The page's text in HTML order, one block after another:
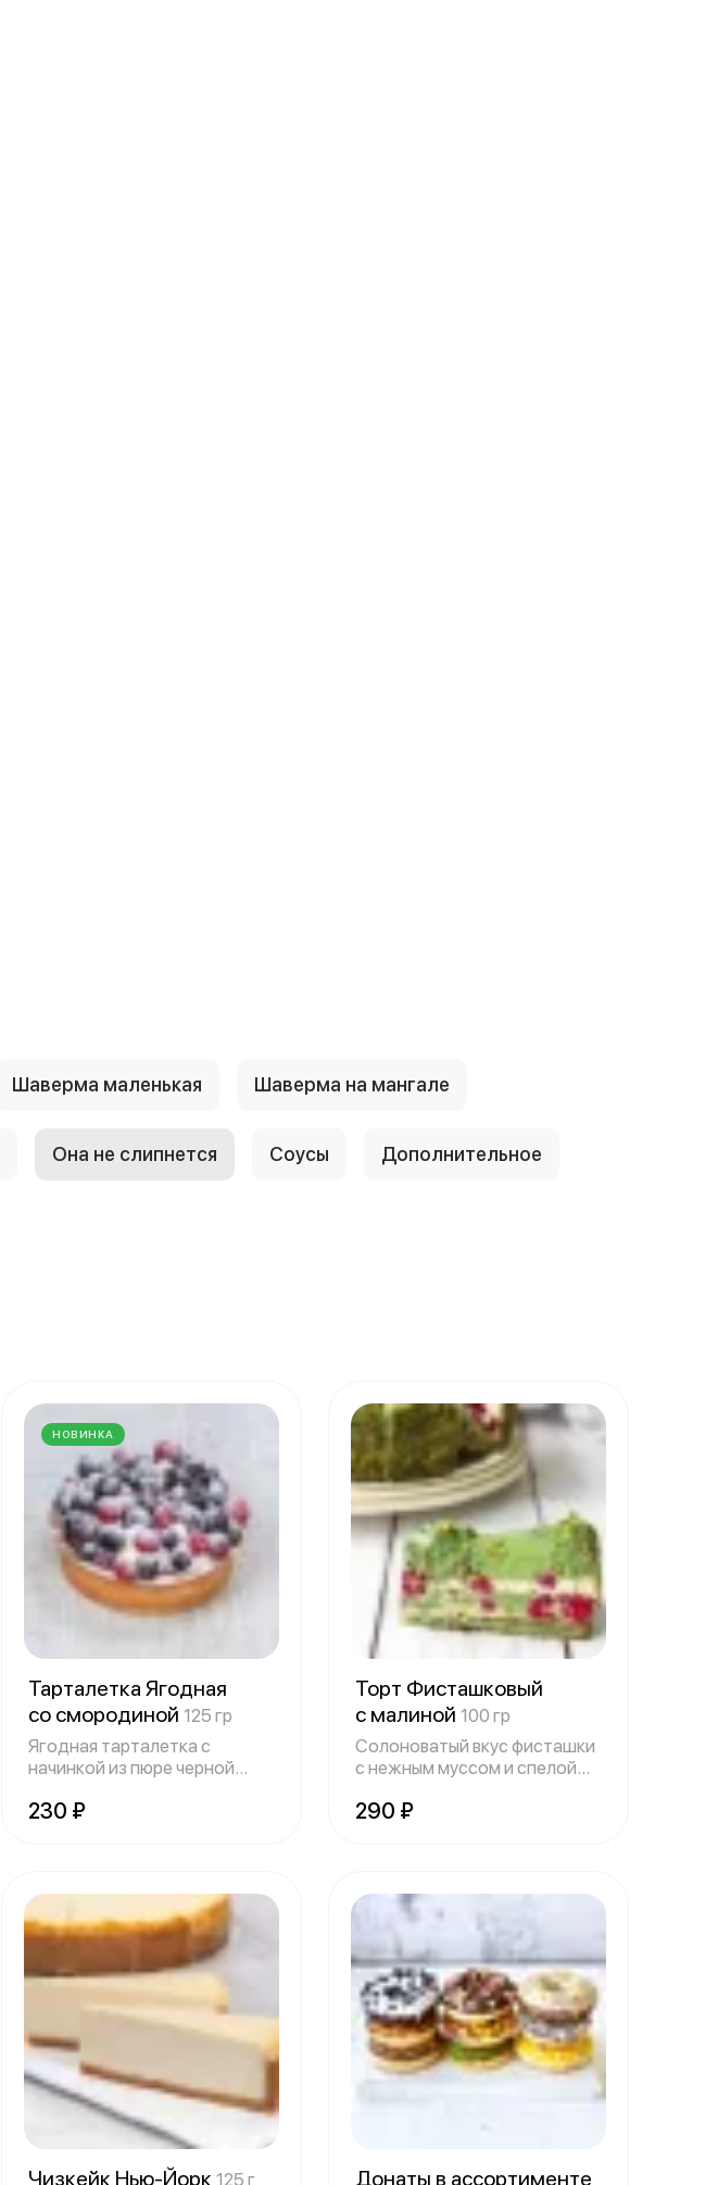
Шаверма маленькая Шаверма на мангале
Она не слипнется Соусы Дополнительное
НОВИНКА
Тарталетка Ягодная
со смородиной 125 гр
Ягодная тарталетка с
начинкой из пюре черной
230 ₽
Торт Фисташковый
с малиной 100 гр
Солоноватый вкус фисташки
с нежным муссом и спелой
290 ₽
Чизкейк Нью-Йорк 125 г
Донаты в ассортименте